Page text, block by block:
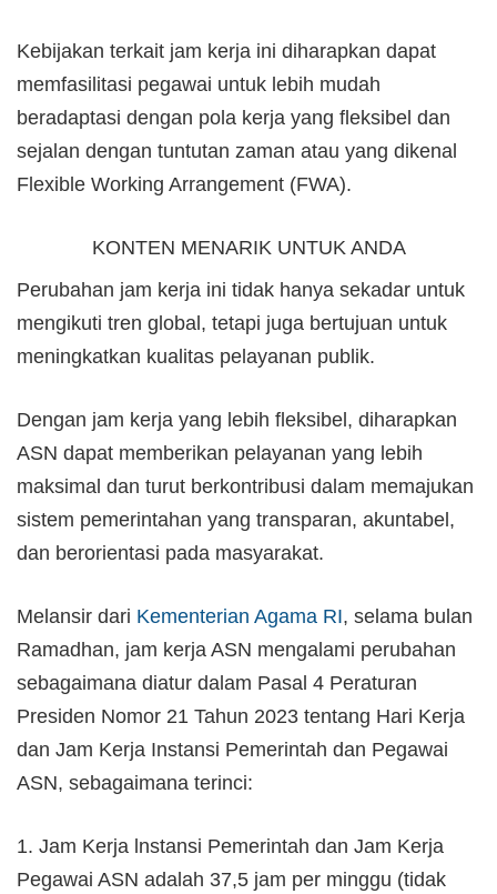
Kebijakan terkait jam kerja ini diharapkan dapat
memfasilitasi pegawai untuk lebih mudah
beradaptasi dengan pola kerja yang fleksibel dan
sejalan dengan tuntutan zaman atau yang dikenal
Flexible Working Arrangement (FWA).
KONTEN MENARIK UNTUK ANDA
Perubahan jam kerja ini tidak hanya sekadar untuk
mengikuti tren global, tetapi juga bertujuan untuk
meningkatkan kualitas pelayanan publik.
Dengan jam kerja yang lebih fleksibel, diharapkan
ASN dapat memberikan pelayanan yang lebih
maksimal dan turut berkontribusi dalam memajukan
sistem pemerintahan yang transparan, akuntabel,
dan berorientasi pada masyarakat.
Melansir dari Kementerian Agama RI, selama bulan
Ramadhan, jam kerja ASN mengalami perubahan
sebagaimana diatur dalam Pasal 4 Peraturan
Presiden Nomor 21 Tahun 2023 tentang Hari Kerja
dan Jam Kerja Instansi Pemerintah dan Pegawai
ASN, sebagaimana terinci:
1. Jam Kerja lnstansi Pemerintah dan Jam Kerja
Pegawai ASN adalah 37,5 jam per minggu (tidak